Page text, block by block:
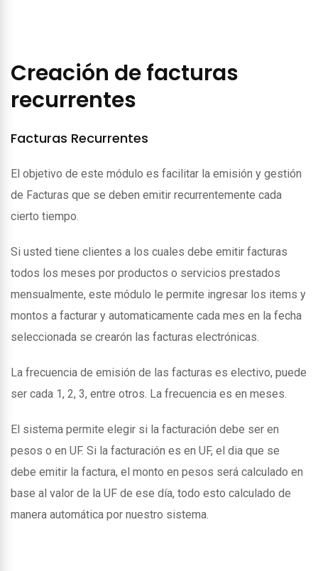
Creación de facturas
recurrentes
Facturas Recurrentes
El objetivo de este módulo es facilitar la emisión y gestión
de Facturas que se deben emitir recurrentemente cada
cierto tiempo.
Si usted tiene clientes a los cuales debe emitir facturas
todos los meses por productos o servicios prestados
mensualmente, este módulo le permite ingresar los items y
montos a facturar y automaticamente cada mes en la fecha
seleccionada se crearón las facturas electrónicas.
La frecuencia de emisión de las facturas es electivo, puede
ser cada 1, 2, 3, entre otros. La frecuencia es en meses.
El sistema permite elegir si la facturación debe ser en
pesos o en UF. Si la facturación es en UF, el dia que se
debe emitir la factura, el monto en pesos será calculado en
base al valor de la UF de ese día, todo esto calculado de
manera automática por nuestro sistema.